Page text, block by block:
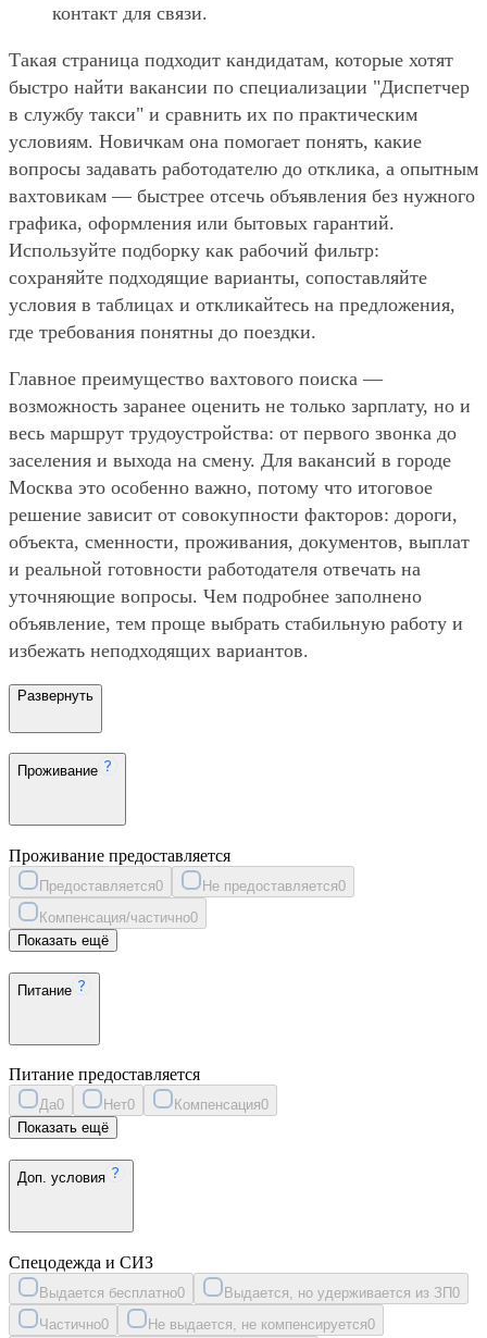
контакт для связи.
Такая страница подходит кандидатам, которые хотят
быстро найти вакансии по специализации "Диспетчер
в службу такси" и сравнить их по практическим
условиям. Новичкам она помогает понять, какие
вопросы задавать работодателю до отклика, а опытным
вахтовикам — быстрее отсечь объявления без нужного
графика, оформления или бытовых гарантий.
Используйте подборку как рабочий фильтр:
сохраняйте подходящие варианты, сопоставляйте
условия в таблицах и откликайтесь на предложения,
где требования понятны до поездки.
Главное преимущество вахтового поиска —
возможность заранее оценить не только зарплату, но и
весь маршрут трудоустройства: от первого звонка до
заселения и выхода на смену. Для вакансий в городе
Москва это особенно важно, потому что итоговое
решение зависит от совокупности факторов: дороги,
объекта, сменности, проживания, документов, выплат
и реальной готовности работодателя отвечать на
уточняющие вопросы. Чем подробнее заполнено
объявление, тем проще выбрать стабильную работу и
избежать неподходящих вариантов.
Развернуть
Проживание
Проживание предоставляется
Предоставляется0 Не предоставляется0
Компенсация/частично0
Показать ещё
Питание
Питание предоставляется
Да0 Нет0 Компенсация0
Показать ещё
Доп. условия
Спецодежда и СИЗ
Выдается бесплатно0 Выдается, но удерживается из ЗП0
Частично0 Не выдается, не компенсируется0